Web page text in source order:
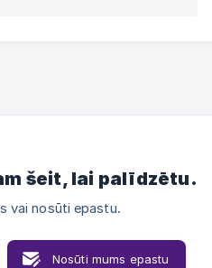
šeit, lai palīdzētu.
vai nosūti epastu.
Nosūti mums epastu